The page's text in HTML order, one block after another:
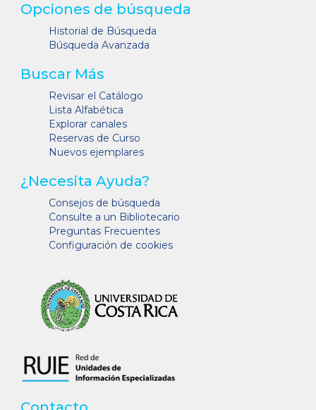
Opciones de búsqueda
Historial de Búsqueda
Búsqueda Avanzada
Buscar Más
Revisar el Catálogo
Lista Alfabética
Explorar canales
Reservas de Curso
Nuevos ejemplares
¿Necesita Ayuda?
Consejos de búsqueda
Consulte a un Bibliotecario
Preguntas Frecuentes
Configuración de cookies